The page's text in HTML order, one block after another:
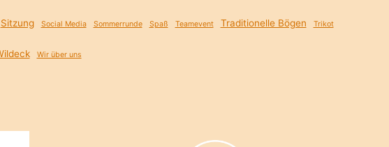
Sitzung Social Media Sommerrunde Spaß Teamevent Traditionelle Bögen Trikot
Wir über uns